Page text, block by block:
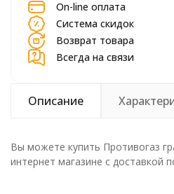
On-line оплата
Система скидок
Возврат товара
Всегда на связи
Описание
Вы можете купить Противогаз
интернет магазине с доставкой